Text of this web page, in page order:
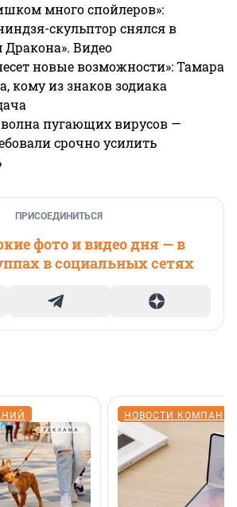
много спойлеров»:
скульптор снялся в
Дракона». Видео
новые возможности»: Тамара
кому из знаков зодиака
волна пугающих вирусов —
срочно усилить
ПРИСОЕДИНИТЬСЯ
фото и видео дня — в
в социальных сетях
НОВОСТИ